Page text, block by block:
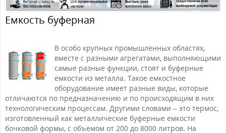
Емкость буферная
В особо крупных промышленных областях,
вместе с разными агрегатами, выполняющими
самые разные функции, стоят и буферные
емкости из металла. Такое емкостное
оборудование имеет разные виды, которые
отличаются по предназначению и по происходящим в них
технологическим процессам. Другими словами – это термос,
изготовленный как металлические буферные емкости
бочковой формы, с объемом от 200 до 8000 литров. На